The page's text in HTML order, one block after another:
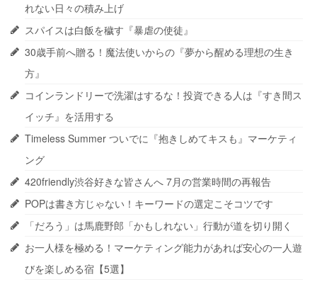
れない日々の積み上げ
スパイスは白飯を穢す『暴虐の使徒』
30歳手前へ贈る！魔法使いからの『夢から醒める理想の生き
方』
コインランドリーで洗濯はするな！投資できる人は『すき間ス
イッチ』を活用する
Timeless Summer ついでに『抱きしめてキスも』マーケティ
ング
420friendly渋谷好きな皆さんへ 7月の営業時間の再報告
POPは書き方じゃない！キーワードの選定こそコツです
「だろう」は馬鹿野郎「かもしれない」行動が道を切り開く
お一人様を極める！マーケティング能力があれば安心の一人遊
びを楽しめる宿【5選】